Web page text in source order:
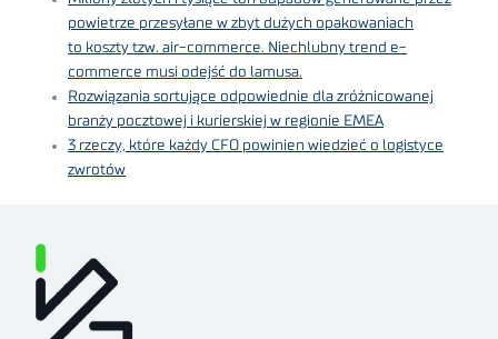
powietrze przesyłane w zbyt dużych opakowaniach
to koszty tzw. air-commerce. Niechlubny trend e-
commerce musi odejść do lamusa.
Rozwiązania sortujące odpowiednie dla zróżnicowanej
branży pocztowej i kurierskiej w regionie EMEA
3 rzeczy, które każdy CFO powinien wiedzieć o logistyce
zwrotów